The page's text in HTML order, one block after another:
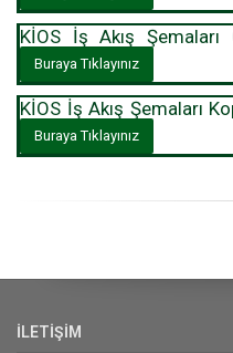
KİOS İş Akış
Buraya Tıklayınız
KİOS İş Akış Şemaları
Buraya Tıklayınız
İLETİŞİM